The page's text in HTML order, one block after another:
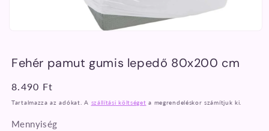
a
modális
Fehér pamut gumis lepedő 80x200 cm
Normál
ár
8.490 Ft
Tartalmazza az adókat. A szállítási költséget a megrendeléskor számítjuk ki.
Mennyiség